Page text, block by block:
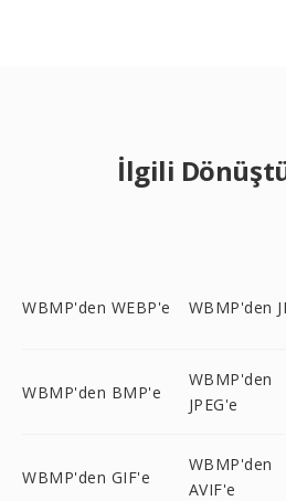
İlgili
WBMP'den WEBP'e WBMP'den
WBMP'den BMP'e
WBMP'den
JPEG'e
WBMP'den GIF'e
WBMP'den
AVIF'e